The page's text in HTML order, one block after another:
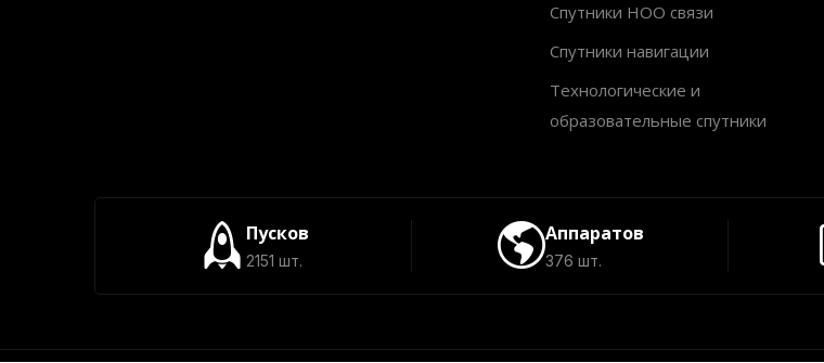
Спутники НОО связи
Спутники навигации
Технологические и
образовательные спутники
Пусков
2151 шт.
Аппаратов
376 шт.